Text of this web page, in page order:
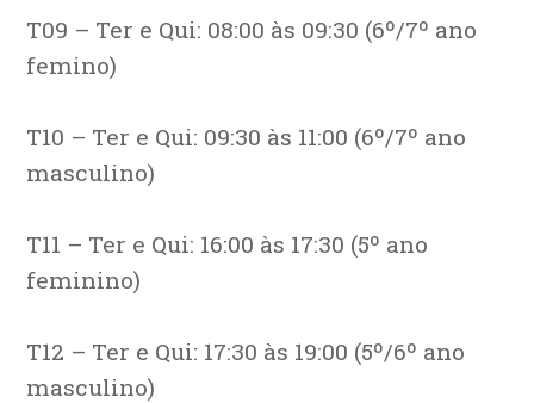
T09 – Ter e Qui: 08:00 às 09:30 (6º/7º ano
femino)
T10 – Ter e Qui: 09:30 às 11:00 (6º/7º ano
masculino)
T11 – Ter e Qui: 16:00 às 17:30 (5º ano
feminino)
T12 – Ter e Qui: 17:30 às 19:00 (5º/6º ano
masculino)